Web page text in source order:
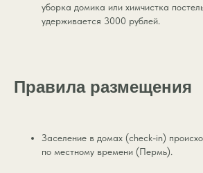
уборка домика или химчистка
удерживается 3000 рублей.
Правила размещения
Заселение в домах (check-in)
по местному времени (Пермь).